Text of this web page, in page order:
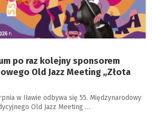
po raz kolejny sponsorem
Old Jazz Meeting „Złota
w Iławie odbywa się 55. Międzynarodowy
Old Jazz Meeting …